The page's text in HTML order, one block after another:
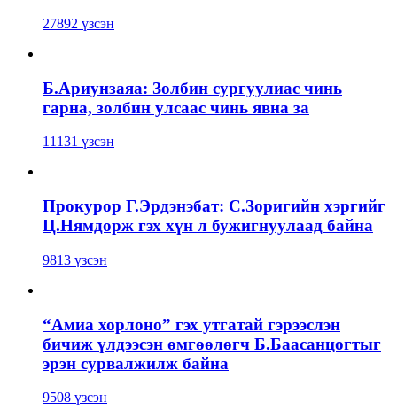
27892 үзсэн
Б.Ариунзаяа: Золбин сургуулиас чинь
гарна, золбин улсаас чинь явна за
11131 үзсэн
Прокурор Г.Эрдэнэбат: С.Зоригийн хэргийг
Ц.Нямдорж гэх хүн л бужигнуулаад байна
9813 үзсэн
“Амиа хорлоно” гэх утгатай гэрээслэн
бичиж үлдээсэн өмгөөлөгч Б.Баасанцогтыг
эрэн сурвалжилж байна
9508 үзсэн